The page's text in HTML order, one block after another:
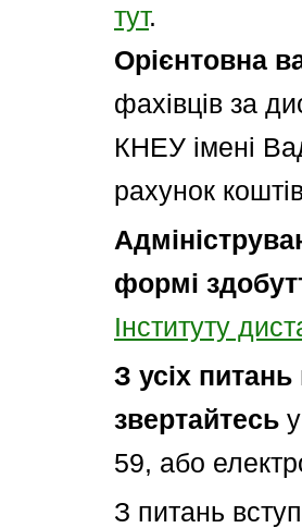
тут.
Орієнтовна
фахівців за
КНЕУ імені
рахунок
формі
Інституту
З усіх
звертайтесь
59, або
З питань